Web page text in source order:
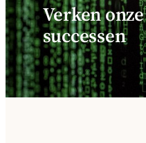
Verken
successen